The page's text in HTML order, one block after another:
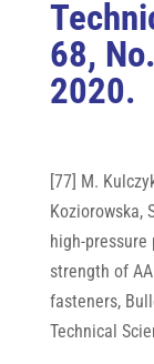
68,
2020.
[77] M.
Koziorowska,
high-
strength of
fasteners,
Technical